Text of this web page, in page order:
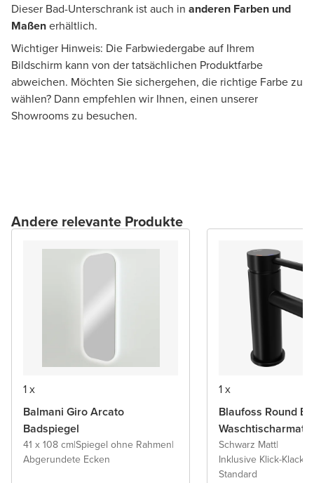
Dieser Bad-Unterschrank ist auch in anderen Farben und
Maßenerhältlich.
Wichtiger Hinweis: Die Farbwiedergabe auf Ihrem
Bildschirm kann von der tatsächlichen Produktfarbe
abweichen. Möchten Sie sichergehen, die richtige Farbe zu
wählen? Dann empfehlen wir Ihnen, einen unserer
Showrooms zu besuchen.
Andere relevante Produkte
1 x
Balmani Giro Arcato
Badspiegel
41 x 108 cm|Spiegel ohne Rahmen|
Abgerundete Ecken
1 x
Blaufoss Round
Schwarz Matt|
Inklusive Klick-Klack
Standard